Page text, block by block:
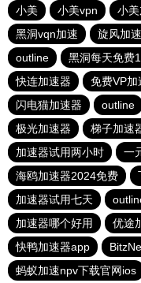
小美
小美vpn 小
黑洞vqn加速
旋风加
outline
黑洞每天免费
快连加速器
免费VP加
闪电猫加速器
outline
极光加速器
梯子加速
加速器试用两小时
一
海鸥加速器2024免费
加速器试用七天
加速器哪个好用
优途
快鸭加速器app
蚂蚁加速npv下载官网ios